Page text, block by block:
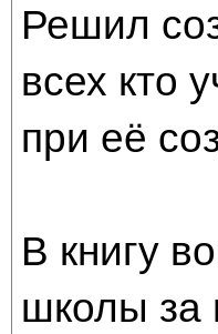
Решил
всех кто
при её
В книгу
школы за